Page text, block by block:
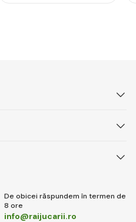
De obicei răspundem în termen de
8 ore
info@raijucarii.ro